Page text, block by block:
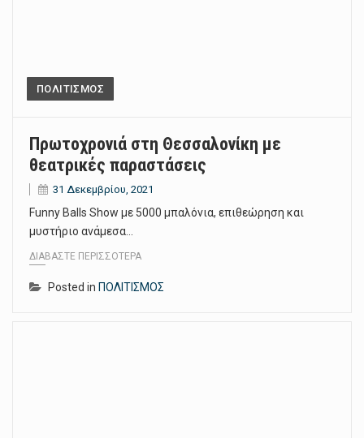
ΠΟΛΙΤΙΣΜΟΣ
Πρωτοχρονιά στη Θεσσαλονίκη με
θεατρικές παραστάσεις
31 Δεκεμβρίου, 2021
Funny Balls Show με 5000 μπαλόνια, επιθεώρηση και
μυστήριο ανάμεσα…
ΔΙΑΒΆΣΤΕ ΠΕΡΙΣΣΌΤΕΡΑ
Posted in ΠΟΛΙΤΙΣΜΟΣ